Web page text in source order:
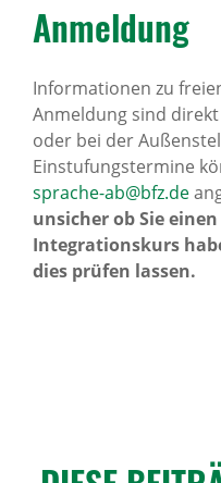
Anmel­dung
Informationen zu
Anmeldung sind
oder bei der
Einstufungstermine
sprache-ab@bfz.de
unsicher ob Sie
Integrationskurs
dies prüfen lassen.